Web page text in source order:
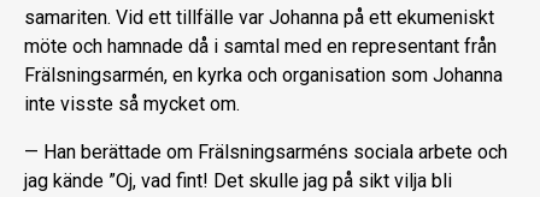
samariten. Vid ett tillfälle var Johanna på ett ekumeniskt
möte och hamnade då i samtal med en representant från
Frälsningsarmén, en kyrka och organisation som Johanna
inte visste så mycket om.
— Han berättade om Frälsningsarméns sociala arbete och
jag kände ”Oj, vad fint! Det skulle jag på sikt vilja bli